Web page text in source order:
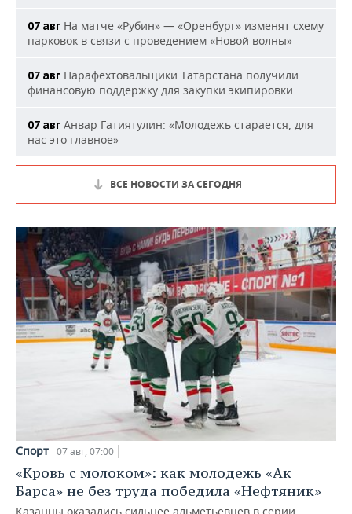
07 авг На матче «Рубин» — «Оренбург» изменят схему
парковок в связи с проведением «Новой волны»
07 авг Парафехтовальщики Татарстана получили
финансовую поддержку для закупки экипировки
07 авг Анвар Гатиятулин: «Молодежь старается, для
нас это главное»
ВСЕ НОВОСТИ ЗА СЕГОДНЯ
Спорт 07 авг, 07:00
«Кровь с молоком»: как молодежь «Ак
Барса» не без труда победила «Нефтяник»